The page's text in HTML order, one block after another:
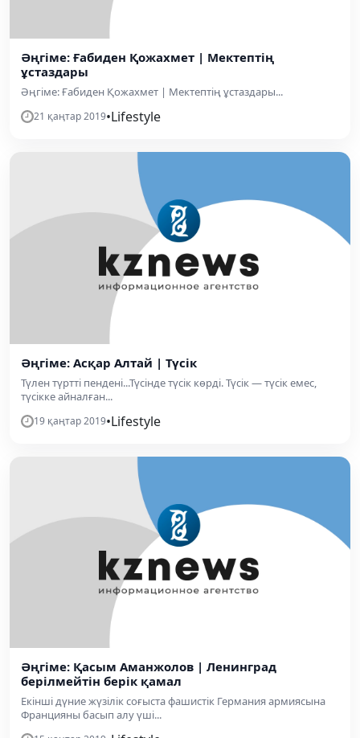
Әңгіме: Ғабиден Қожахмет | Мектептің
ұстаздары
Әңгіме: Ғабиден Қожахмет | Мектептің ұстаздары...
21 қаңтар 2019•Lifestyle
Әңгіме: Асқар Алтай | Түсік
Түлен түртті пендені...Түсінде түсік көрді. Түсік — түсік емес,
түсікке айналған...
19 қаңтар 2019•Lifestyle
Әңгіме: Қасым Аманжолов | Ленинград
берілмейтін берік қамал
Екінші дүние жүзілік соғыста фашистік Германия армиясына
Францияны басып алу үші...